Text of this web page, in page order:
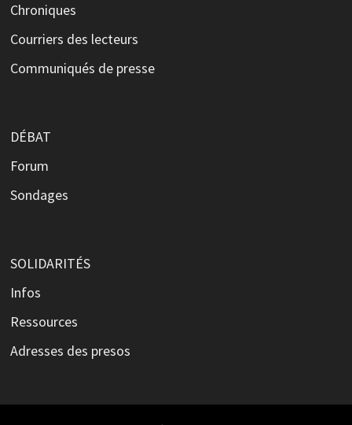
Chroniques
Courriers des lecteurs
Communiqués de presse
DÉBAT
Forum
Sondages
SOLIDARITÉS
Infos
Ressources
Adresses des presos